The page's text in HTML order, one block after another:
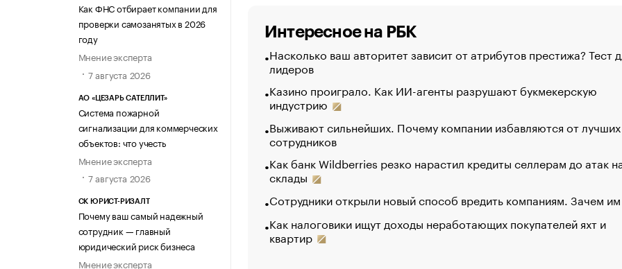
Как ФНС отбирает компании для
проверки самозанятых в 2026
году
Мнение эксперта
7 августа 2026
АО «ЦЕЗАРЬ САТЕЛЛИТ»
Система пожарной
сигнализации для коммерческих
объектов: что учесть
Мнение эксперта
7 августа 2026
СК ЮРИСТ-РИЗАЛТ
Почему ваш самый надежный
сотрудник — главный
юридический риск бизнеса
Мнение эксперта
Интересное на РБК
Насколько ваш авторитет зависит от атрибутов престижа? Тест
лидеров
Казино проиграло. Как ИИ-агенты разрушают букмекерскую
индустрию
Выживают сильнейших. Почему компании избавляются от лучших
сотрудников
Как банк Wildberries резко нарастил кредиты селлерам до атак
склады
Сотрудники открыли новый способ вредить компаниям. Зачем
Как налоговики ищут доходы неработающих покупателей яхт и
квартир